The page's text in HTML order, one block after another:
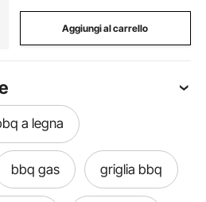
Aggiungi al carrello
a legna
bbq gas griglia bbq